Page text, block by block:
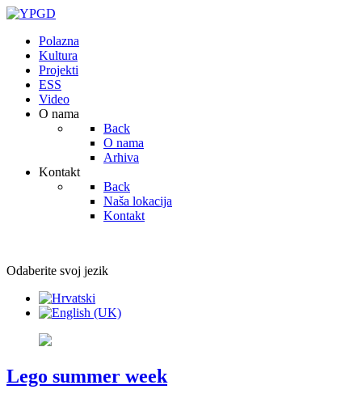
Polazna
Kultura
Projekti
ESS
Video
O nama
Back
O nama
Arhiva
Kontakt
Back
Naša lokacija
Kontakt
Odaberite svoj jezik
Lego summer week